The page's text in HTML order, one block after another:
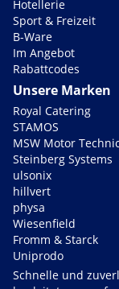
Hotellerie
Sport & Freizeit
B-Ware
Im Angebot
Rabattcodes
Unsere Marken
Royal Catering
STAMOS
MSW Motor
Steinberg Systems
ulsonix
hillvert
physa
Wiesenfield
Fromm & Starck
Uniprodo
Schnelle und